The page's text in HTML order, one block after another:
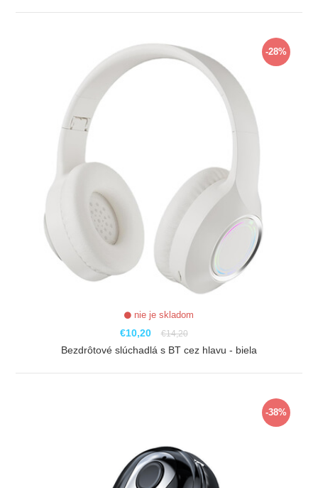
-28%
nie je skladom
€10,20 €14,20
Bezdrôtové slúchadlá s BT cez hlavu - biela
-38%